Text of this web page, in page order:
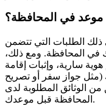
موعد في المحافظة؟
ذلك الطلبات التي تتضمن
المحافظة. ومع ذلك،
سارية، وإثبات إقامة
جواز سفر أو تصريح
من الوثائق المطلوبة لدى
المحافظة قبل موعدك.